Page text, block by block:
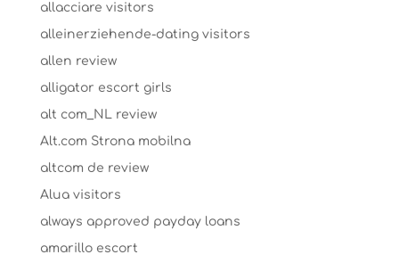
allacciare visitors
alleinerziehende-dating visitors
allen review
alligator escort girls
alt com_NL review
Alt.com Strona mobilna
altcom de review
Alua visitors
always approved payday loans
amarillo escort